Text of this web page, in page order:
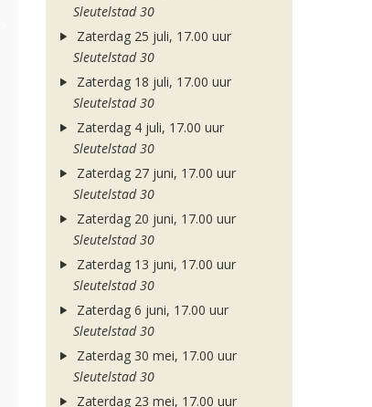
Sleutelstad 30
Zaterdag 25 juli, 17.00 uur
Sleutelstad 30
Zaterdag 18 juli, 17.00 uur
Sleutelstad 30
Zaterdag 4 juli, 17.00 uur
Sleutelstad 30
Zaterdag 27 juni, 17.00 uur
Sleutelstad 30
Zaterdag 20 juni, 17.00 uur
Sleutelstad 30
Zaterdag 13 juni, 17.00 uur
Sleutelstad 30
Zaterdag 6 juni, 17.00 uur
Sleutelstad 30
Zaterdag 30 mei, 17.00 uur
Sleutelstad 30
Zaterdag 23 mei, 17.00 uur